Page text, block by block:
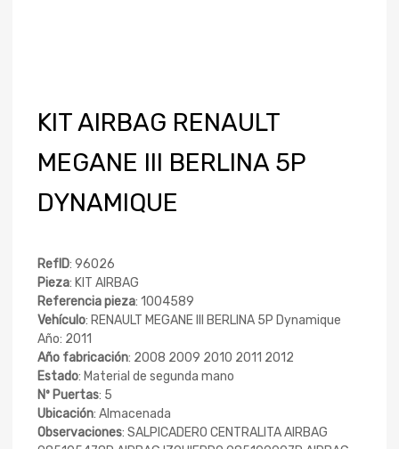
KIT AIRBAG RENAULT
MEGANE III BERLINA 5P
DYNAMIQUE
RefID: 96026
Pieza: KIT AIRBAG
Referencia pieza: 1004589
Vehículo: RENAULT MEGANE III BERLINA 5P Dynamique
Año: 2011
Año fabricación: 2008 2009 2010 2011 2012
Estado: Material de segunda mano
Nº Puertas: 5
Ubicación: Almacenada
Observaciones: SALPICADERO CENTRALITA AIRBAG